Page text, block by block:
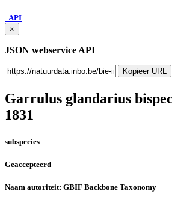
API
×
JSON webservice API
Kopieer URL
Garrulus glandarius
1831
subspecies
Geaccepteerd
Naam autoriteit: GBIF Backbone Taxonomy